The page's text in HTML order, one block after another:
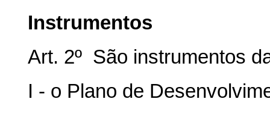
Instrumentos
Art. 2º São instrumentos
I - o Plano de